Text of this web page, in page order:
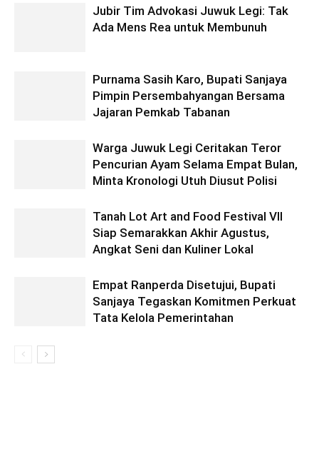
Jubir Tim Advokasi Juwuk Legi: Tak
Ada Mens Rea untuk Membunuh
Purnama Sasih Karo, Bupati Sanjaya
Pimpin Persembahyangan Bersama
Jajaran Pemkab Tabanan
Warga Juwuk Legi Ceritakan Teror
Pencurian Ayam Selama Empat Bulan,
Minta Kronologi Utuh Diusut Polisi
Tanah Lot Art and Food Festival VII
Siap Semarakkan Akhir Agustus,
Angkat Seni dan Kuliner Lokal
Empat Ranperda Disetujui, Bupati
Sanjaya Tegaskan Komitmen Perkuat
Tata Kelola Pemerintahan